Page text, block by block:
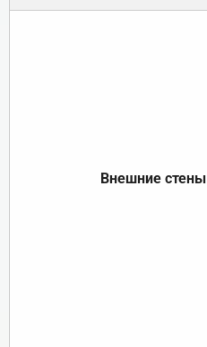
Внешние стены